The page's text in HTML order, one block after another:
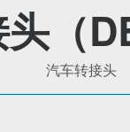
（
汽车转接头